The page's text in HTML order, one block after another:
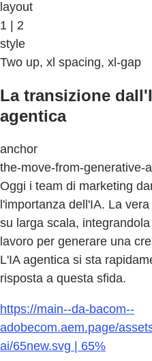
layout
1 | 2
style
Two up, xl spacing, xl-gap
La transizione
agentica
anchor
the-move-from-generative-
Oggi i team di marketing
l'importanza dell'IA. La
su larga scala,
lavoro per generare una
L'IA agentica si sta
risposta a questa sfida.
https://main--da-bacom--
adobecom.aem.page/
ai/65new.svg | 65%